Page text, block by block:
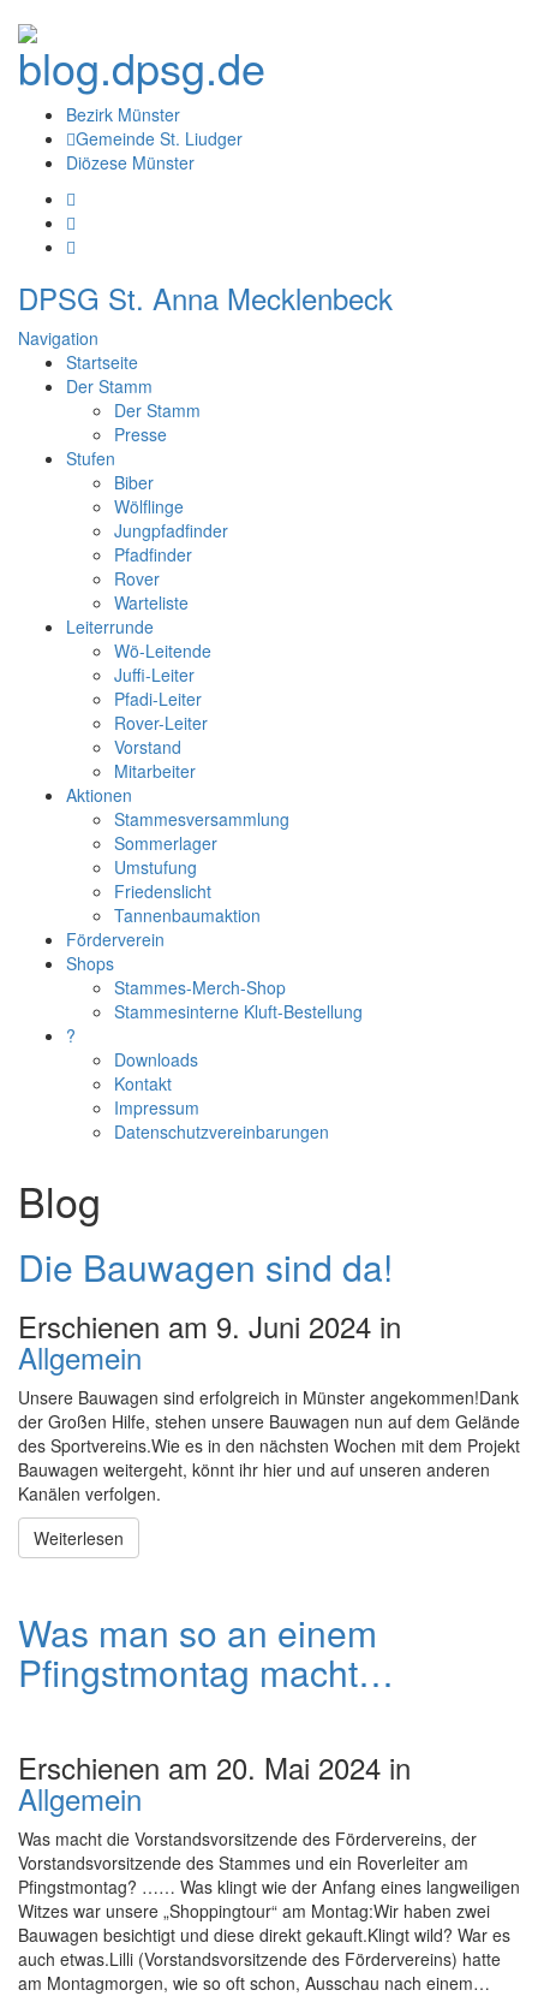
Bezirk Münster
Gemeinde St. Liudger
Diözese Münster
DPSG St. Anna Mecklenbeck
Navigation
Startseite
Der Stamm
Der Stamm
Presse
Stufen
Biber
Wölflinge
Jungpfadfinder
Pfadfinder
Rover
Warteliste
Leiterrunde
Wö-Leitende
Juffi-Leiter
Pfadi-Leiter
Rover-Leiter
Vorstand
Mitarbeiter
Aktionen
Stammesversammlung
Sommerlager
Umstufung
Friedenslicht
Tannenbaumaktion
Förderverein
Shops
Stammes-Merch-Shop
Stammesinterne Kluft-Bestellung
?
Downloads
Kontakt
Impressum
Datenschutzvereinbarungen
Blog
Die Bauwagen sind da!
Erschienen am 9. Juni 2024 in
Allgemein
Unsere Bauwagen sind erfolgreich in Münster angekommen!Dank
der Großen Hilfe, stehen unsere Bauwagen nun auf dem Gelände
des Sportvereins.Wie es in den nächsten Wochen mit dem Projekt
Bauwagen weitergeht, könnt ihr hier und auf unseren anderen
Kanälen verfolgen.
Weiterlesen
Was man so an einem
Pfingstmontag macht…
Erschienen am 20. Mai 2024 in
Allgemein
Was macht die Vorstandsvorsitzende des Fördervereins, der
Vorstandsvorsitzende des Stammes und ein Roverleiter am
Pfingstmontag? …… Was klingt wie der Anfang eines langweiligen
Witzes war unsere „Shoppingtour“ am Montag:Wir haben zwei
Bauwagen besichtigt und diese direkt gekauft.Klingt wild? War es
auch etwas.Lilli (Vorstandsvorsitzende des Fördervereins) hatte
am Montagmorgen, wie so oft schon, Ausschau nach einem…